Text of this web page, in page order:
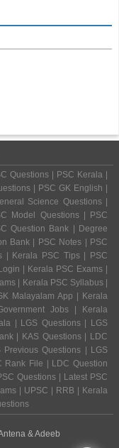
Questions | PSC Kerala |
| PSC GK English |
Science Questions |
Model Questions | PSC
Question Bank | Degree
Bank | PSC Notes | PSC
| Kerala PSC Tips | PSC
| Kerala PSC Exams |
| Kerala PSC Syllabus |
Malayalam App | Kerala
Jobs | Kerala
| LGS Questions | LGS
| KAS Questions | LDC
Questions | LGS
Rank File | LDC Question
Questions | Latest PSC
| UPSC | RRB | Kerala
& Adeeb